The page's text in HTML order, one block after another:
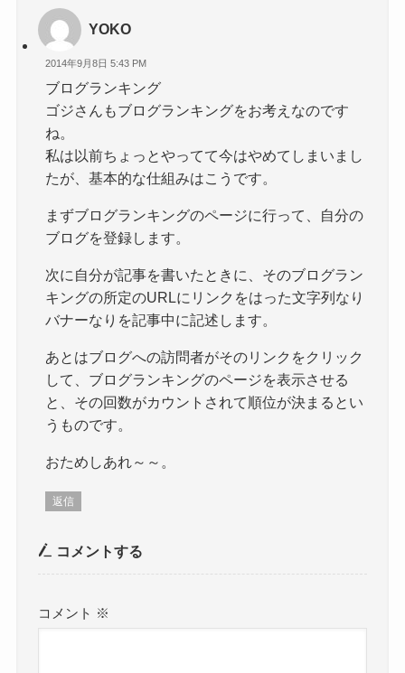
YOKO
2014年9月8日 5:43 PM
ブログランキング
ゴジさんもブログランキングをお考えなのです
ね。
私は以前ちょっとやってて今はやめてしまいまし
たが、基本的な仕組みはこうです。
まずブログランキングのページに行って、自分の
ブログを登録します。
次に自分が記事を書いたときに、そのブログラン
キングの所定のURLにリンクをはった文字列なり
バナーなりを記事中に記述します。
あとはブログへの訪問者がそのリンクをクリック
して、ブログランキングのページを表示させる
と、その回数がカウントされて順位が決まるとい
うものです。
おためしあれ～～。
返信
コメントする
コメント ※